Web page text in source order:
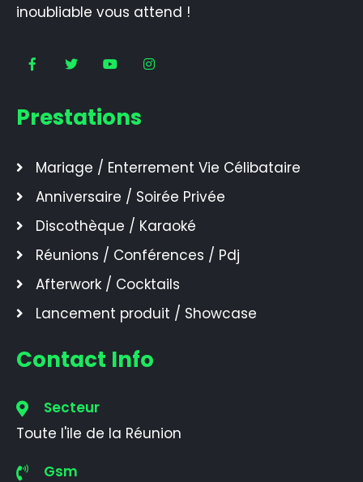
inoubliable vous attend !
Prestations
Mariage / Enterrement Vie Célibataire
Anniversaire / Soirée Privée
Discothèque / Karaoké
Réunions / Conférences / Pdj
Afterwork / Cocktails
Lancement produit / Showcase
Contact Info
Secteur
Toute l'ile de la Réunion
Gsm